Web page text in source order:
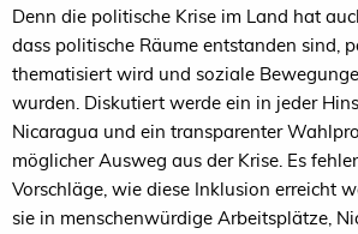
Denn die politische Krise im Land hat
dass politische Räume entstanden sind,
thematisiert wird und soziale
wurden. Diskutiert werde ein in jeder
Nicaragua und ein transparenter
möglicher Ausweg aus der Krise. Es
Vorschläge, wie diese Inklusion erreicht
sie in menschenwürdige Arbeitsplätze,